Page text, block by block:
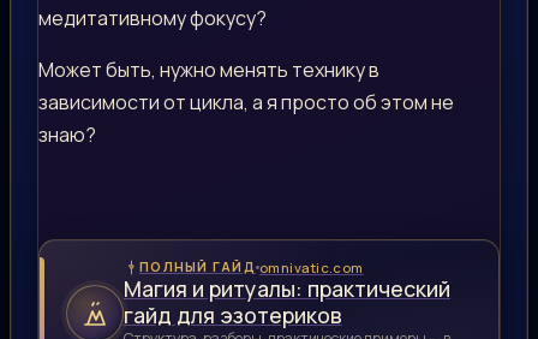
медитативному фокусу?
Может быть, нужно менять технику в
зависимости от цикла, а я просто об этом не
знаю?
ПОЛНЫЙ ГАЙД omnivatic.com
Магия и ритуалы: практический
гайд для эзотериков